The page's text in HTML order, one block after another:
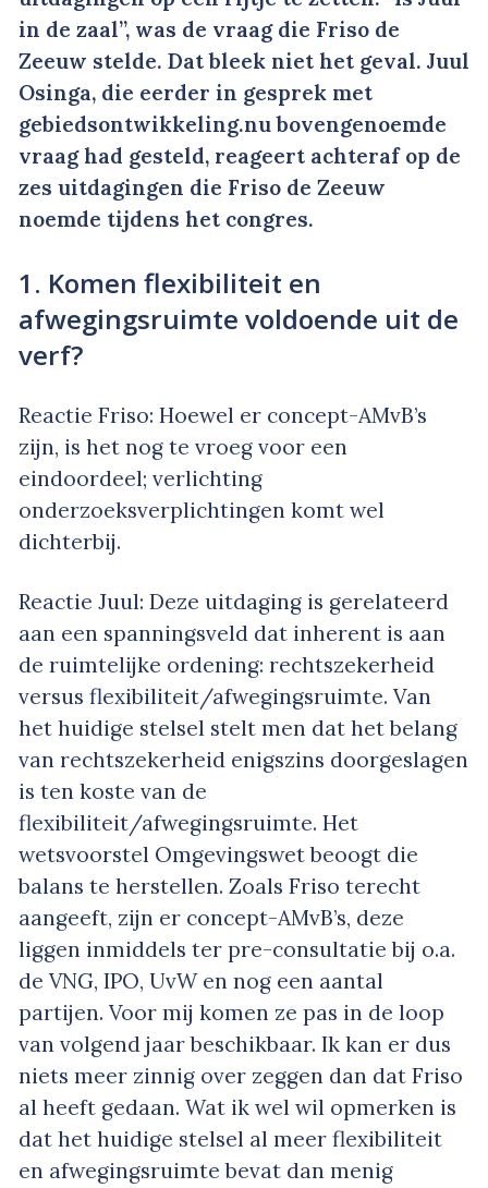
in de zaal”, was de vraag die Friso de
Zeeuw stelde. Dat bleek niet het geval. Juul
Osinga, die eerder in gesprek met
gebiedsontwikkeling.nu bovengenoemde
vraag had gesteld, reageert achteraf op de
zes uitdagingen die Friso de Zeeuw
noemde tijdens het congres.
1. Komen flexibiliteit en
afwegingsruimte voldoende uit de
verf?
Reactie Friso: Hoewel er concept-AMvB’s
zijn, is het nog te vroeg voor een
eindoordeel; verlichting
onderzoeksverplichtingen komt wel
dichterbij.
Reactie Juul: Deze uitdaging is gerelateerd
aan een spanningsveld dat inherent is aan
de ruimtelijke ordening: rechtszekerheid
versus flexibiliteit/afwegingsruimte. Van
het huidige stelsel stelt men dat het belang
van rechtszekerheid enigszins doorgeslagen
is ten koste van de
flexibiliteit/afwegingsruimte. Het
wetsvoorstel Omgevingswet beoogt die
balans te herstellen. Zoals Friso terecht
aangeeft, zijn er concept-AMvB’s, deze
liggen inmiddels ter pre-consultatie bij o.a.
de VNG, IPO, UvW en nog een aantal
partijen. Voor mij komen ze pas in de loop
van volgend jaar beschikbaar. Ik kan er dus
niets meer zinnig over zeggen dan dat Friso
al heeft gedaan. Wat ik wel wil opmerken is
dat het huidige stelsel al meer flexibiliteit
en afwegingsruimte bevat dan menig